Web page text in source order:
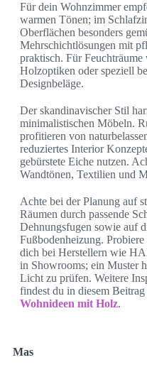
Für dein Wohnzimmer
warmen Tönen; im
Oberflächen besonders
Mehrschichtlösungen mit
praktisch. Für Feuchträume
Holzoptiken oder speziell
Designbeläge.
Der skandinavischer Stil
minimalistischen Möbeln.
profitieren von
reduziertes Interior
gebürstete Eiche nutzen.
Wandtönen, Textilien und
Achte bei der Planung auf
Räumen durch passende
Dehnungsfugen sowie auf
Fußbodenheizung.
dich bei Herstellern wie
in Showrooms; ein Muster
Licht zu prüfen. Weitere
findest du in diesem Beitrag
Wohnideen mit Holz.
Mas